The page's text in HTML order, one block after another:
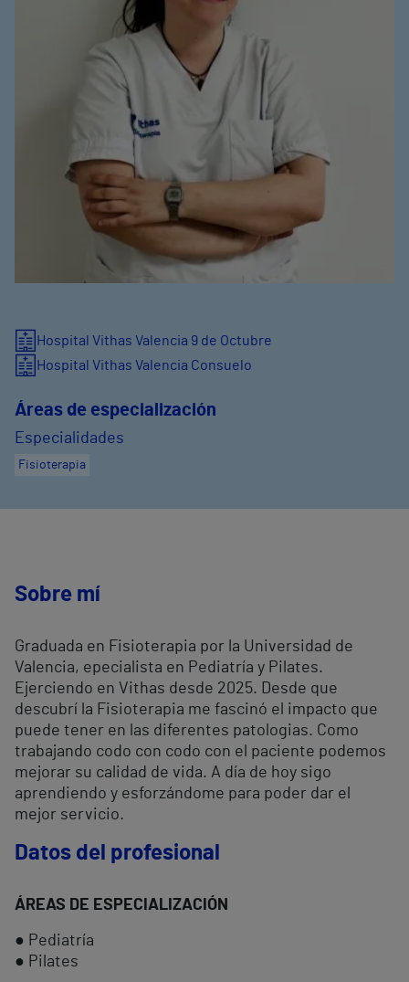
Hospital Vithas Valencia 9 de Octubre
Hospital Vithas Valencia Consuelo
Áreas de especialización
Especialidades
Fisioterapia
Sobre mí
Graduada en Fisioterapia por la Universidad de
Valencia, epecialista en Pediatría y Pilates.
Ejerciendo en Vithas desde 2025. Desde que
descubrí la Fisioterapia me fascinó el impacto que
puede tener en las diferentes patologias. Como
trabajando codo con codo con el paciente podemos
mejorar su calidad de vida. A día de hoy sigo
aprendiendo y esforzándome para poder dar el
mejor servicio.
Datos del profesional
ÁREAS DE ESPECIALIZACIÓN
● Pediatría
● Pilates